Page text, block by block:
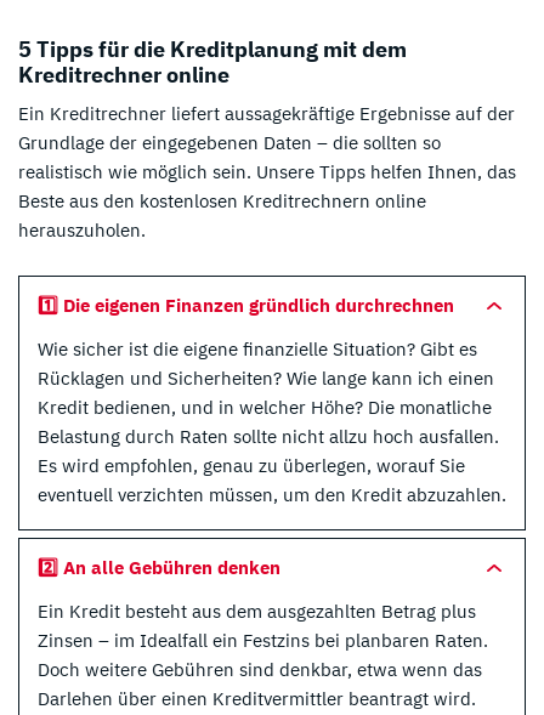
5 Tipps für die Kreditplanung mit dem
Kreditrechner online
Ein Kreditrechner liefert aussagekräftige Ergebnisse auf der
Grundlage der eingegebenen Daten – die sollten so
realistisch wie möglich sein. Unsere Tipps helfen Ihnen, das
Beste aus den kostenlosen Kreditrechnern online
herauszuholen.
1️⃣ Die eigenen Finanzen gründlich durchrechnen
Wie sicher ist die eigene finanzielle Situation? Gibt es
Rücklagen und Sicherheiten? Wie lange kann ich einen
Kredit bedienen, und in welcher Höhe? Die monatliche
Belastung durch Raten sollte nicht allzu hoch ausfallen.
Es wird empfohlen, genau zu überlegen, worauf Sie
eventuell verzichten müssen, um den Kredit abzuzahlen.
2️⃣ An alle Gebühren denken
Ein Kredit besteht aus dem ausgezahlten Betrag plus
Zinsen – im Idealfall ein Festzins bei planbaren Raten.
Doch weitere Gebühren sind denkbar, etwa wenn das
Darlehen über einen Kreditvermittler beantragt wird.